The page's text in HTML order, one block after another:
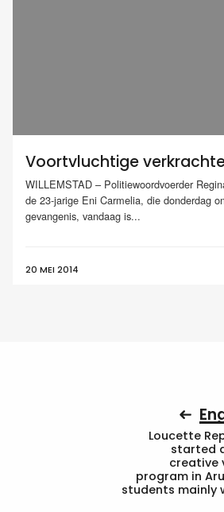
Voortvluchtige
WILLEMSTAD – Politiewoordvoerder
de 23-jarige Eni Carmelia, die donderdag
gevangenis, vandaag is...
20 MEI 2014
Loucette
started
creative
program in
students mainly